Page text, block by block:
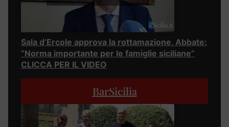
Sala d’Ercole approva la rottamazione, Abbate:
“Norma importante per le famiglie siciliane”
CLICCA PER IL VIDEO
BarSicilia